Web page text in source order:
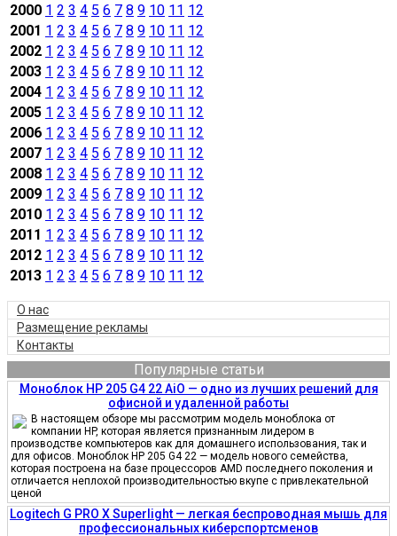
2000 1 2 3 4 5 6 7 8 9 10 11 12
2001 1 2 3 4 5 6 7 8 9 10 11 12
2002 1 2 3 4 5 6 7 8 9 10 11 12
2003 1 2 3 4 5 6 7 8 9 10 11 12
2004 1 2 3 4 5 6 7 8 9 10 11 12
2005 1 2 3 4 5 6 7 8 9 10 11 12
2006 1 2 3 4 5 6 7 8 9 10 11 12
2007 1 2 3 4 5 6 7 8 9 10 11 12
2008 1 2 3 4 5 6 7 8 9 10 11 12
2009 1 2 3 4 5 6 7 8 9 10 11 12
2010 1 2 3 4 5 6 7 8 9 10 11 12
2011 1 2 3 4 5 6 7 8 9 10 11 12
2012 1 2 3 4 5 6 7 8 9 10 11 12
2013 1 2 3 4 5 6 7 8 9 10 11 12
О нас
Размещение рекламы
Контакты
Популярные статьи
Моноблок HP 205 G4 22 AiO — одно из лучших решений для
офисной и удаленной работы
В настоящем обзоре мы рассмотрим модель моноблока от
компании HP, которая является признанным лидером в
производстве компьютеров как для домашнего использования, так и
для офисов. Моноблок HP 205 G4 22 — модель нового семейства,
которая построена на базе процессоров AMD последнего поколения и
отличается неплохой производительностью вкупе с привлекательной
ценой
Logitech G PRO X Superlight — легкая беспроводная мышь для
профессиональных киберспортсменов